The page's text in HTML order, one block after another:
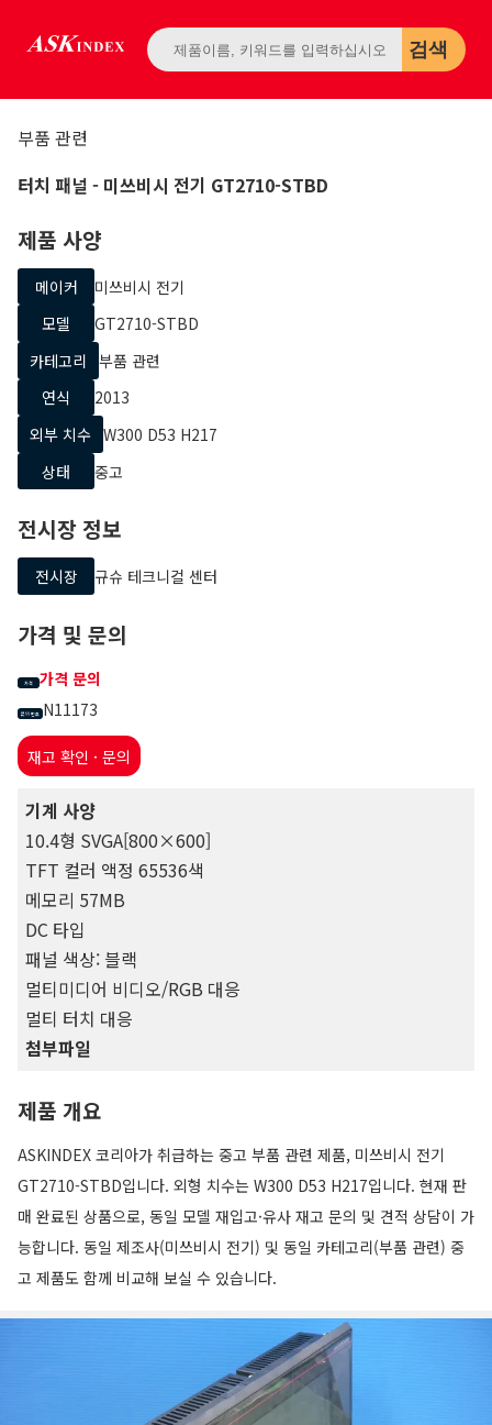
검색
부품 관련
터치 패널 - 미쓰비시 전기 GT2710-STBD
제품 사양
메이커
미쓰비시 전기
모델
GT2710-STBD
카테고리
부품 관련
연식
2013
외부 치수 W300 D53 H217
상태
중고
전시장 정보
전시장 규슈 테크니컬 센터
가격 및 문의
가격 가격 문의
문의 번호 N11173
재고 확인 · 문의
기계 사양
10.4형 SVGA[800×600]
TFT 컬러 액정 65536색
메모리 57MB
DC 타입
패널 색상: 블랙
멀티미디어 비디오/RGB 대응
멀티 터치 대응
첨부파일
제품 개요
ASKINDEX 코리아가 취급하는 중고 부품 관련 제품, 미쓰비시 전기
GT2710-STBD입니다. 외형 치수는 W300 D53 H217입니다. 현재 판
매 완료된 상품으로, 동일 모델 재입고·유사 재고 문의 및 견적 상담이 가
능합니다. 동일 제조사(미쓰비시 전기) 및 동일 카테고리(부품 관련) 중
고 제품도 함께 비교해 보실 수 있습니다.